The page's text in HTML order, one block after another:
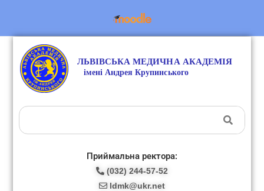
Приймальна ректора:
(032) 244-57-52
ldmk@ukr.net